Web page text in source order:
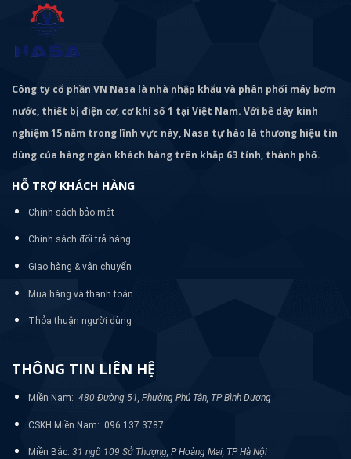
Công ty cổ phần VN Nasa là nhà nhập khẩu và phân phối máy bơm
nước, thiết bị điện cơ, cơ khí số 1 tại Việt Nam. Với bề dày kinh
nghiệm 15 năm trong lĩnh vực này, Nasa tự hào là thương hiệu tin
dùng của hàng ngàn khách hàng trên khắp 63 tỉnh, thành phố.
HỖ TRỢ KHÁCH HÀNG
Chính sách bảo mật
Chính sách đổi trả hàng
Giao hàng & vận chuyển
Mua hàng và thanh toán
Thỏa thuận người dùng
THÔNG TIN LIÊN HỆ
Miền Nam: 480 Đường 51, Phường Phú Tân, TP Bình Dương
CSKH Miền Nam: 096 137 3787
Miền Bắc: 31 ngõ 109 Sở Thượng, P Hoàng Mai, TP Hà Nội